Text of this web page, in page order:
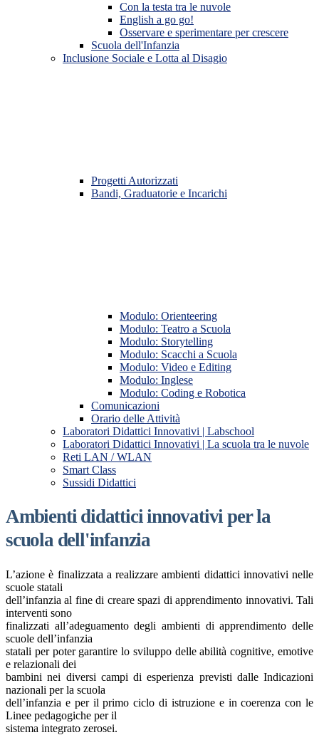
Con la testa tra le nuvole
English a go go!
Osservare e sperimentare per crescere
Scuola dell'Infanzia
Inclusione Sociale e Lotta al Disagio
Progetti Autorizzati
Bandi, Graduatorie e Incarichi
Modulo: Orienteering
Modulo: Teatro a Scuola
Modulo: Storytelling
Modulo: Scacchi a Scuola
Modulo: Video e Editing
Modulo: Inglese
Modulo: Coding e Robotica
Comunicazioni
Orario delle Attività
Laboratori Didattici Innovativi | Labschool
Laboratori Didattici Innovativi | La scuola tra le nuvole
Reti LAN / WLAN
Smart Class
Sussidi Didattici
Ambienti didattici innovativi per la
scuola dell'infanzia
L’azione è finalizzata a realizzare ambienti didattici innovativi nelle
scuole statali
dell’infanzia al fine di creare spazi di apprendimento innovativi. Tali
interventi sono
finalizzati all’adeguamento degli ambienti di apprendimento delle
scuole dell’infanzia
statali per poter garantire lo sviluppo delle abilità cognitive, emotive
e relazionali dei
bambini nei diversi campi di esperienza previsti dalle Indicazioni
nazionali per la scuola
dell’infanzia e per il primo ciclo di istruzione e in coerenza con le
Linee pedagogiche per il
sistema integrato zerosei.